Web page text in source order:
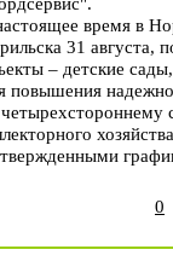
время в
31 августа,
– детские
повышения
0